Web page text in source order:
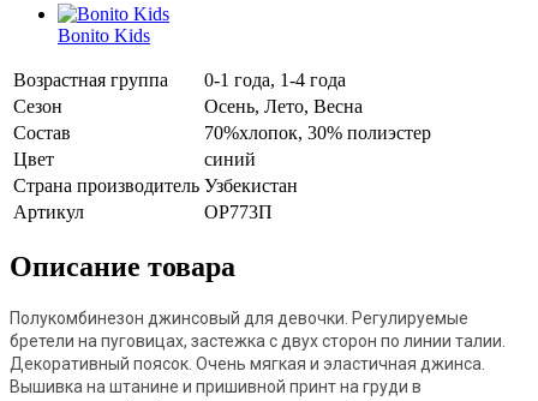
Bonito Kids
Возрастная группа
0-1 года, 1-4 года
Сезон
Осень, Лето, Весна
Состав
70%хлопок, 30% полиэстер
Цвет
синий
Страна производитель Узбекистан
Артикул
OP773П
Описание товара
Полукомбинезон джинсовый для девочки. Регулируемые
бретели на пуговицах, застежка с двух сторон по линии талии.
Декоративный поясок. Очень мягкая и эластичная джинса.
Вышивка на штанине и пришивной принт на груди в